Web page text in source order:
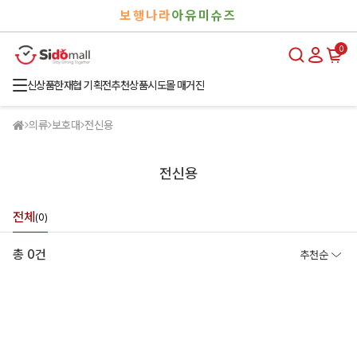
보행나라아유미슈즈
0
신상품한재협 기획전추천상품시도몰 매거진
의류 보호대 전신용
전신용
전체 (0)
총 0건 추천순